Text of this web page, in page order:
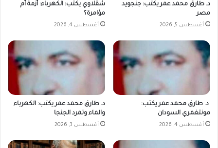
د. طارق محمد عمر يكتب: جنجويد
مصر
أغسطس 5, 2026
شقلاوي يكتب: الكهرباء: أزمة أم
مؤامرة؟
أغسطس 4, 2026
د. طارق محمد عمر يكتب:
مونتغمري السودان
أغسطس 4, 2026
د. طارق محمد عمر يكتب: الكهرباء
والماء وتمرد الجنجا
أغسطس 3, 2026